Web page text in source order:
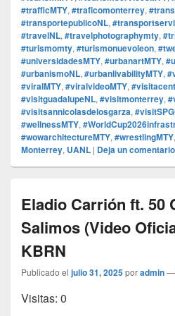
#trafficMTY, #traficomonterrey,
#transportepublicoNL,
#travelNL, #travelphotographymty,
#turismomty, #turismonuevoleon,
#universidadesMTY, #urbanartMTY,
#urbanismoNL, #urbanlivabilityMTY,
#viralMTY, #viralvideoMTY,
#visitguadalupeNL, #visitmonterrey,
#visitsannicolasdelosgarza,
#wellnessMTY,
#wowarchitectureMTY, #wrestlingMTY,
Monterrey, UANL | Deja un comentario
Eladio Carrión ft. 50
Salimos (Video
KBRN
Publicado el julio 31, 2025poradmin—
Visitas: 0